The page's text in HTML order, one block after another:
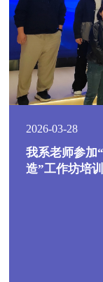
2026-03-28
我系老师参加
造”工作坊培训